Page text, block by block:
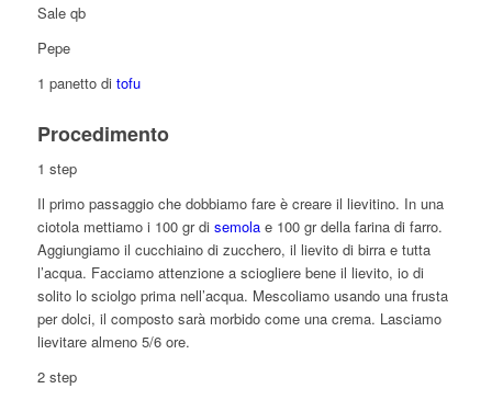
Sale qb
Pepe
1 panetto di tofu
Procedimento
1 step
Il primo passaggio che dobbiamo fare è creare il lievitino. In una
ciotola mettiamo i 100 gr di semolae 100 gr della farina di farro.
Aggiungiamo il cucchiaino di zucchero, il lievito di birra e tutta
l’acqua. Facciamo attenzione a sciogliere bene il lievito, io di
solito lo sciolgo prima nell’acqua. Mescoliamo usando una frusta
per dolci, il composto sarà morbido come una crema. Lasciamo
lievitare almeno 5/6 ore.
2 step